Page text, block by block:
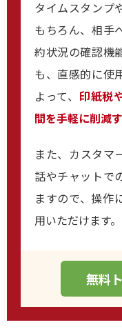
タイムスタンプ
もちろん、相手
約状況の確認機
も、直感的に使
よって、 印紙税
間を手軽に削減
また、カスタマ
話やチャットで
ますので、操作
用いただけます。
無料